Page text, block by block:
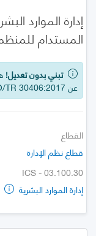
إدارة الموارد
المستدام
تبني بدون تعديل!
عن ISO/TR 30406:2017
القطاع
قطاع نظم الإدارة
ICS - 03.100.30
إدارة الموارد البشرية